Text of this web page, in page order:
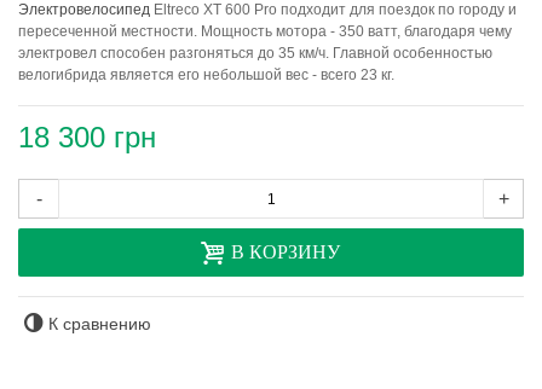
Электровелосипед Eltreco XT 600 Pro подходит для поездок по городу и
пересеченной местности. Мощность мотора - 350 ватт, благодаря чему
электровел способен разгоняться до 35 км/ч. Главной особенностью
велогибрида является его небольшой вес - всего 23 кг.
18 300 грн
- +
В КОРЗИНУ
К сравнению